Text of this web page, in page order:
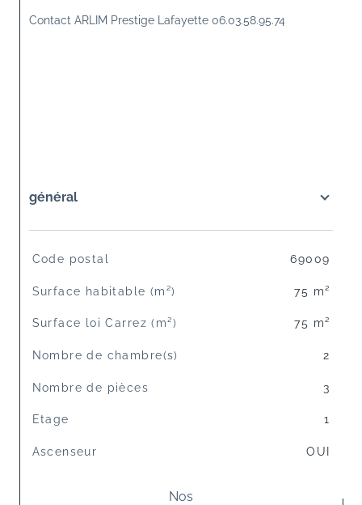
Contact ARLIM Prestige Lafayette 06.03.58.95.74
général
TRAD_SIROCCO_Caracteristique
Code postal 69009
Surface habitable (m²) 75 m²
Surface loi Carrez (m²) 75 m²
Nombre de chambre(s) 2
Nombre de pièces 3
Etage 1
Ascenseur OUI
Nos